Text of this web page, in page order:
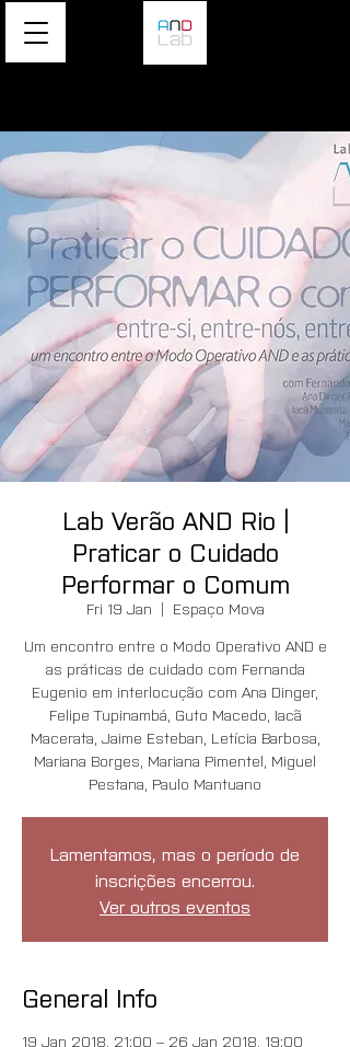
Lab Verão AND Rio |
Praticar o Cuidado
Performar o Comum
Fri 19 Jan
  |
Espaço Mova
Um encontro entre o Modo Operativo AND e
as práticas de cuidado com Fernanda
Eugenio em interlocução com Ana Dinger,
Felipe Tupinambá, Guto Macedo, Iacã
Macerata, Jaime Esteban, Letícia Barbosa,
Mariana Borges, Mariana Pimentel, Miguel
Pestana, Paulo Mantuano
Lamentamos, mas o período de
inscrições encerrou.
Ver outros eventos
General Info
19 Jan 2018, 21:00 – 26 Jan 2018, 19:00